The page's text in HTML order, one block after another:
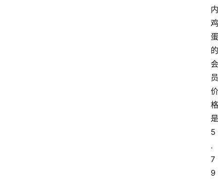
内
鸡
蛋
的
会
员
价
格
是
5
.
7
9